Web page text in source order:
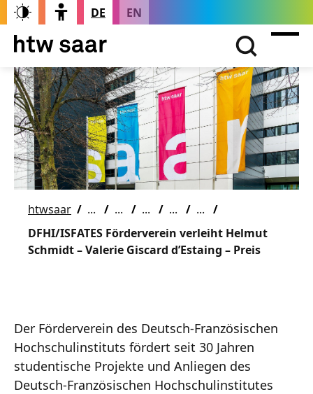
DE EN
htwsaar
DFHI/ISFATES Förderverein verleiht Helmut
Schmidt – Valerie Giscard d’Estaing – Preis
Der Förderverein des Deutsch-Französischen
Hochschulinstituts fördert seit 30 Jahren
studentische Projekte und Anliegen des
Deutsch-Französischen Hochschulinstitutes